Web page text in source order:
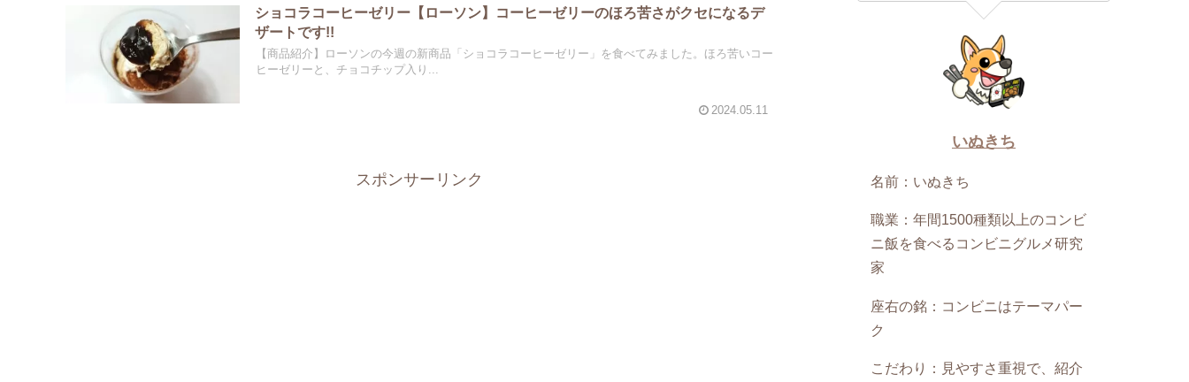
ショコラコーヒーゼリー【ローソン】コーヒーゼリーのほろ苦さがクセになるデ
ザートです!!
【商品紹介】ローソンの今週の新商品「ショコラコーヒーゼリー」を食べてみました。ほろ苦いコー
ヒーゼリーと、チョコチップ入り...
2024.05.11
スポンサーリンク
いぬきち
名前：いぬきち
職業：年間1500種類以上のコンビ
ニ飯を食べるコンビニグルメ研究
家
座右の銘：コンビニはテーマパー
ク
こだわり：見やすさ重視で、紹介